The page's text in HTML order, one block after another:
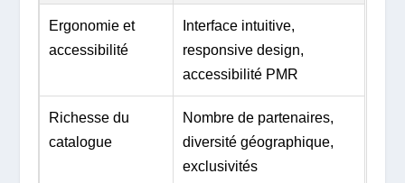
Ergonomie et
accessibilité
Interface intuitive,
responsive design,
accessibilité PMR
Richesse du
catalogue
Nombre de partenaires,
diversité géographique,
exclusivités